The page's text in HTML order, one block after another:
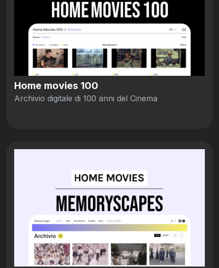
Home movies 100
Archivio digitale di 100 anni del Cinema